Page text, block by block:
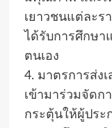
เยาวชนแต่ละร
ได้รับการศึกษ
ตนเอง
4. มาตรการส่ง
เข้ามาร่วมจัดก
กระตุ้นให้ผู้ประ